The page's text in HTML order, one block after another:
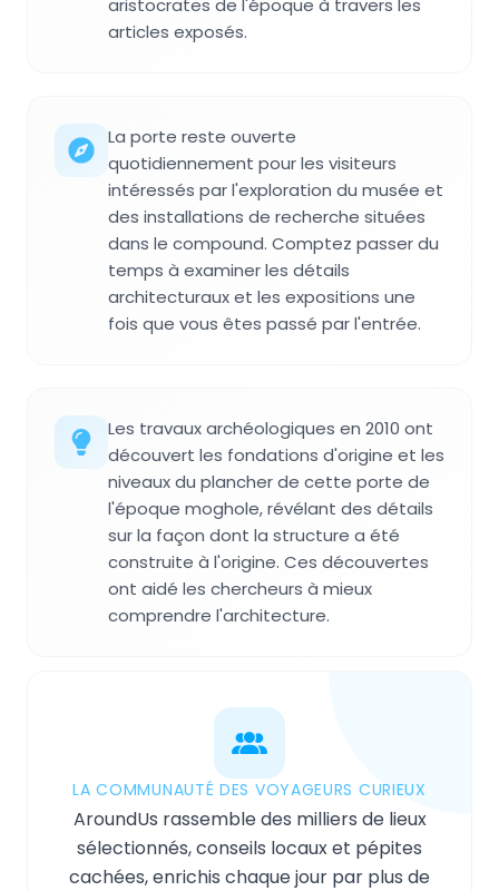
articles exposés.
La porte reste ouverte
quotidiennement pour les visiteurs
intéressés par l'exploration du musée et
des installations de recherche situées
dans le compound. Comptez passer du
temps à examiner les détails
architecturaux et les expositions une
fois que vous êtes passé par l'entrée.
Les travaux archéologiques en 2010 ont
découvert les fondations d'origine et les
niveaux du plancher de cette porte de
l'époque moghole, révélant des détails
sur la façon dont la structure a été
construite à l'origine. Ces découvertes
ont aidé les chercheurs à mieux
comprendre l'architecture.
LA COMMUNAUTÉ DES VOYAGEURS CURIEUX
AroundUs rassemble des milliers de lieux
sélectionnés, conseils locaux et pépites
cachées, enrichis chaque jour par plus de